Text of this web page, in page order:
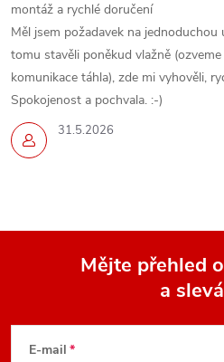
31.5.2026
montáž a rychlé doručení
Měl jsem požadavek na
tomu stavěli poněkud vlažně
komunikace táhla), zde mi vyhověli,
Spokojenost a pochvala. :-)
Mějte přehled
a
E-mail